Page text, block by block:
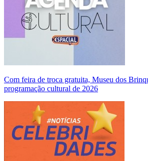
Com feira de troca gratuita, Museu dos
programação cultural de 2026